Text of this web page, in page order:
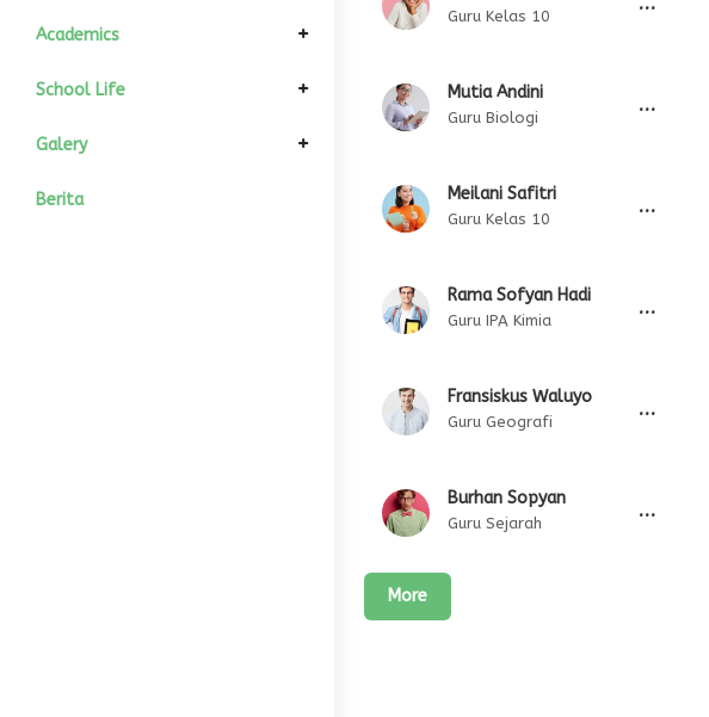
Komite Sekolah
Kepala Sekolah
Wakil Kurikulum
Wakil Kesiswaan
Informasi Umum
Sejarah
Visi dan Misi
Tujuan Sekolah
Struktur Organisasi
Kondisi Siswa
Motto
GTK
All Siswa
Download
Alumni
Academics
Kalender Akademik
Departement
IPA
School Life
Fasilitas
Agenda
Galery
Photo
Berita
Guru Kelas 10
Mutia Andini
Guru Biologi
...
Meilani Safitri
Guru Kelas 10
...
Rama Sofyan Hadi
Guru IPA Kimia
...
Fransiskus Waluyo
Guru Geografi
...
Burhan Sopyan
Guru Sejarah
...
More